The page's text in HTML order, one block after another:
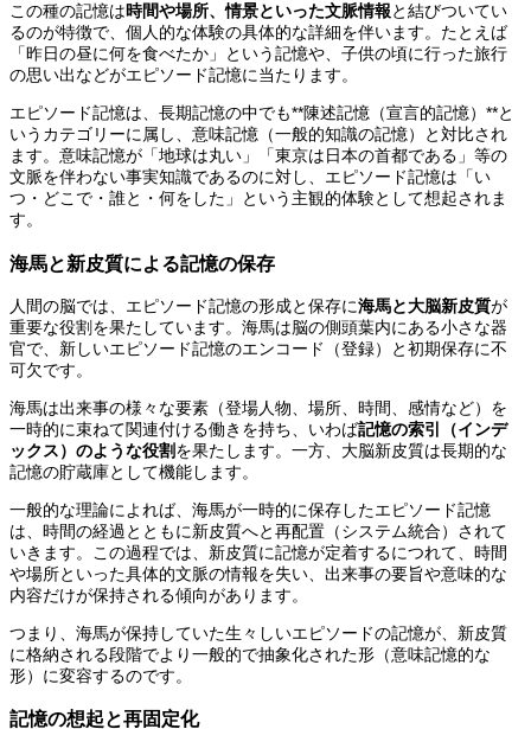
この種の記憶は時間や場所、情景といった文脈情報と結びついてい
るのが特徴で、個人的な体験の具体的な詳細を伴います。たとえば
「昨日の昼に何を食べたか」という記憶や、子供の頃に行った旅行
の思い出などがエピソード記憶に当たります。
エピソード記憶は、長期記憶の中でも**陳述記憶（宣言的記憶）**と
いうカテゴリーに属し、意味記憶（一般的知識の記憶）と対比され
ます。意味記憶が「地球は丸い」「東京は日本の首都である」等の
文脈を伴わない事実知識であるのに対し、エピソード記憶は「い
つ・どこで・誰と・何をした」という主観的体験として想起されま
す。
海馬と新皮質による記憶の保存
人間の脳では、エピソード記憶の形成と保存に海馬と大脳新皮質が
重要な役割を果たしています。海馬は脳の側頭葉内にある小さな器
官で、新しいエピソード記憶のエンコード（登録）と初期保存に不
可欠です。
海馬は出来事の様々な要素（登場人物、場所、時間、感情など）を
一時的に束ねて関連付ける働きを持ち、いわば記憶の索引（インデ
ックス）のような役割を果たします。一方、大脳新皮質は長期的な
記憶の貯蔵庫として機能します。
一般的な理論によれば、海馬が一時的に保存したエピソード記憶
は、時間の経過とともに新皮質へと再配置（システム統合）されて
いきます。この過程では、新皮質に記憶が定着するにつれて、時間
や場所といった具体的文脈の情報を失い、出来事の要旨や意味的な
内容だけが保持される傾向があります。
つまり、海馬が保持していた生々しいエピソードの記憶が、新皮質
に格納される段階でより一般的で抽象化された形（意味記憶的な
形）に変容するのです。
記憶の想起と再固定化